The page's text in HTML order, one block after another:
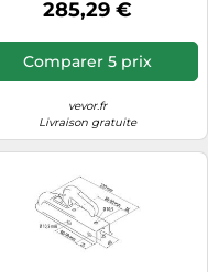
Tondeuse à Gazon de
Charge 226,8 kg
285,29 €
Comparer 5 prix
vevor.fr
Livraison gratuite